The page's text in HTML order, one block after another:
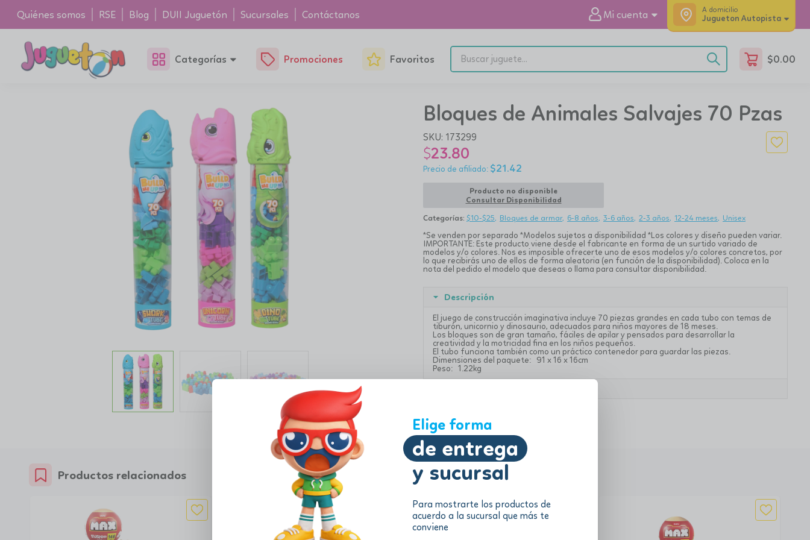
Elige forma
de entrega
y sucursal
Para mostrarte los productos de
acuerdo a la sucursal que más te
conviene
Quiénes somos RSE Blog DUII Juguetón Sucursales Contáctanos Mi cuenta A domicilio
Jugueton Autopista
Categorías Promociones Favoritos $0.00
Bloques de Animales Salvajes 70 Pzas
SKU: 173299
$23.80
$21.42
Producto no disponible
Consultar Disponibilidad
Categorías: $10-$25 Bloques de armar 6-8 años 3-6 años 2-3 años 12-24 meses Unisex
*Se venden por separado *Modelos sujetos a disponibilidad *Los colores y diseño pueden variar.
IMPORTANTE: Este producto viene desde el fabricante en forma de un surtido variado de
modelos y/o colores. Nos es imposible ofrecerte uno de esos modelos y/o colores concretos, por
lo que recibirás uno de ellos de forma aleatoria (en función de la disponibilidad). Coloca en la
nota del pedido el modelo que deseas o llama para consultar disponibilidad.
Descripción
El juego de construcción imaginativa incluye 70 piezas grandes en cada tubo con temas de
tiburón, unicornio y dinosaurio, adecuados para niños mayores de 18 meses.
Los bloques son de gran tamaño, fáciles de apilar y pensados para desarrollar la
creatividad y la motricidad fina en los niños pequeños.
El tubo funciona también como un práctico contenedor para guardar las piezas.
Dimensiones del paquete: 91 x 16 x 16cm
Peso: 1.22kg
Productos relacionados